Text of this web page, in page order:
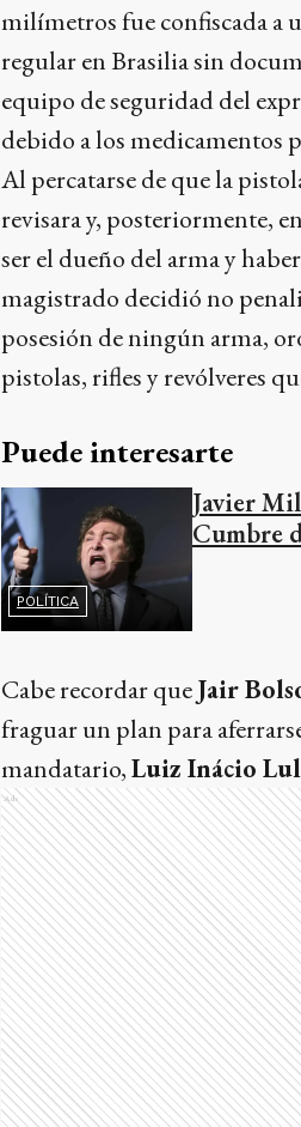
milímetros fue confiscada a
regular en Brasilia sin
equipo de seguridad del
debido a los medicamentos
Al percatarse de que la
revisara y, posteriormente,
ser el dueño del arma y
magistrado decidió no
posesión de ningún arma,
pistolas, rifles y revólveres
Puede interesarte
POLÍTICA
Javier
Cumbre
Cabe recordar queJair
fraguar un plan para
mandatario,Luiz Inácio
Ads